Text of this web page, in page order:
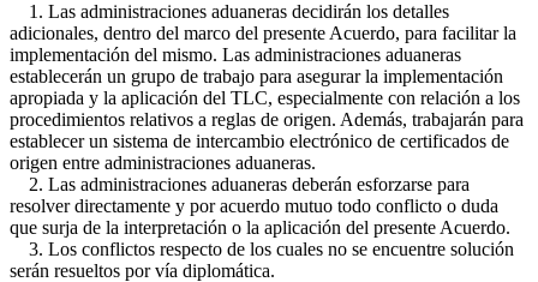
1. Las administraciones aduaneras decidirán los detalles
adicionales, dentro del marco del presente Acuerdo, para facilitar la
implementación del mismo. Las administraciones aduaneras
establecerán un grupo de trabajo para asegurar la implementación
apropiada y la aplicación del TLC, especialmente con relación a los
procedimientos relativos a reglas de origen. Además, trabajarán para
establecer un sistema de intercambio electrónico de certificados de
origen entre administraciones aduaneras.
2. Las administraciones aduaneras deberán esforzarse para
resolver directamente y por acuerdo mutuo todo conflicto o duda
que surja de la interpretación o la aplicación del presente Acuerdo.
3. Los conflictos respecto de los cuales no se encuentre solución
serán resueltos por vía diplomática.